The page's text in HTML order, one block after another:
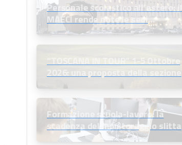
Personale scolastico all’estero: il
MAECI rende note le sedi
disponibili e indice le selezioni
Formazione scuola-lavoro: la
scadenza del monitoraggio slitta
all’11 settembre 2026